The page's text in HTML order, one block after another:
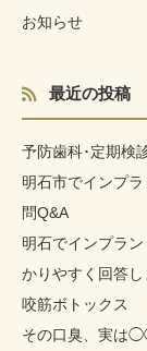
お知らせ
最近の投稿
予防歯科･定期検
明石市でインプ
問Q&A
明石でインプラ
かりやすく回答し
咬筋ボトックス
その口臭、実は